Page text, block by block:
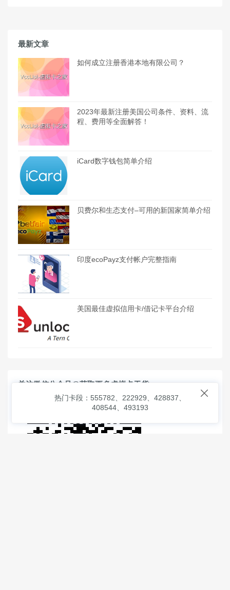
最新文章
如何成立注册香港本地有限公司？
2023年最新注册美国公司条件、资料、流
程、费用等全面解答！
iCard数字钱包简单介绍
贝费尔和生态支付–可用的新国家简单介绍
印度ecoPayz支付帐户完整指南
美国最佳虚拟信用卡/借记卡平台介绍
关注微信公众号@获取更多虚拟卡干货

热门卡段：555782、222929、428837、
408544、493193